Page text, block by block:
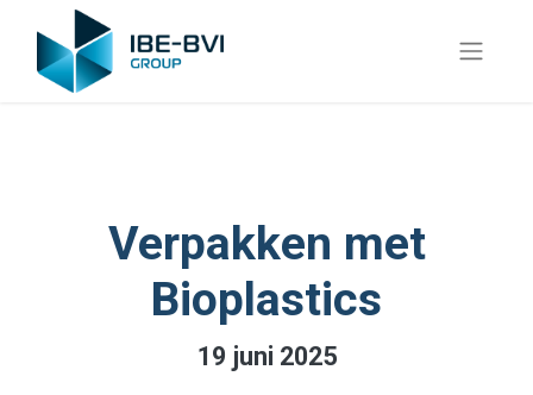
Verpakken met
Bioplastics
19 juni 2025